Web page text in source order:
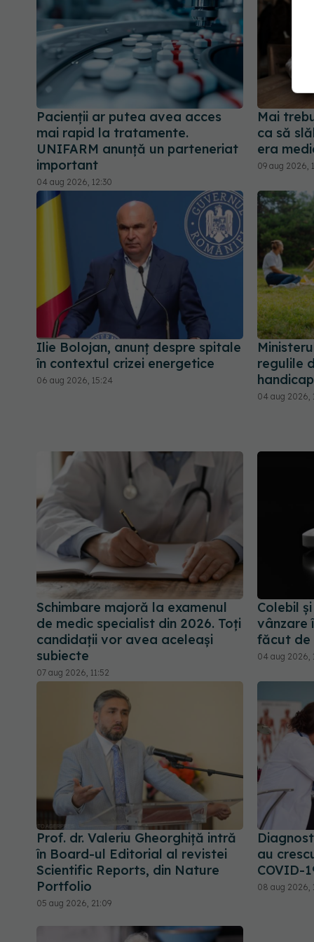
Pacienții ar putea avea acces
mai rapid la tratamente.
UNIFARM anunță un parteneriat
important
04 aug 2026, 12:30
Mai
ca să
era
09 aug 2026,
Ilie Bolojan, anunț despre spitale
în contextul crizei energetice
06 aug 2026, 15:24
regulile
handicap
04 aug 2026,
Schimbare majoră la examenul
de medic specialist din 2026. Toți
candidații vor avea aceleași
subiecte
07 aug 2026, 11:52
Colebil
vânzare
făcut de
04 aug 2026,
Prof. dr. Valeriu Gheorghiță intră
în Board-ul Editorial al revistei
Scientific Reports, din Nature
Portfolio
05 aug 2026, 21:09
au
COVID-
08 aug 2026,